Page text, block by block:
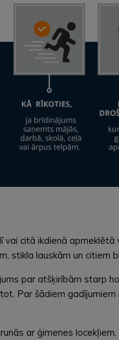
citā ikdienā
stikla lauskām un citiem
par atšķirībām starp
Par šādiem
ar ģimenes